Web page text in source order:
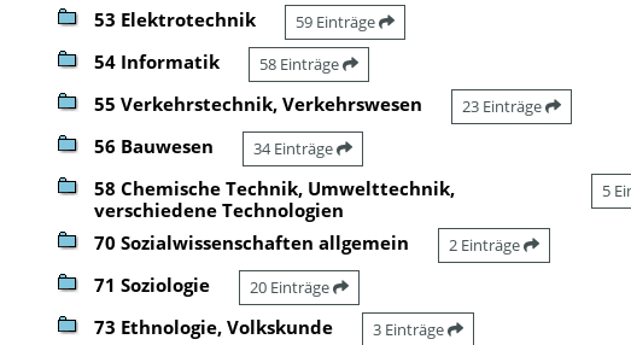
53 Elektrotechnik 59 Einträge
54 Informatik 58 Einträge
55 Verkehrstechnik, Verkehrswesen 23 Einträge
56 Bauwesen 34 Einträge
58 Chemische Technik, Umwelttechnik,
verschiedene Technologien
5
70 Sozialwissenschaften allgemein 2 Einträge
71 Soziologie 20 Einträge
73 Ethnologie, Volkskunde 3 Einträge